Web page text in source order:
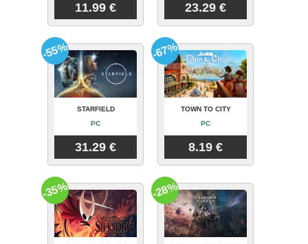
11.99 € 23.29 €
STARFIELD
PC
31.29 €
-55%
TOWN TO CITY
PC
8.19 €
-67%
-35% -28%